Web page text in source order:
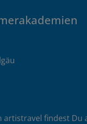
artistravel findest Du